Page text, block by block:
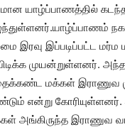
யாழ்ப்பாணத்தில்
இரவு இப்படிப்பட்ட
முயன்றுள்ளனர். அந்த
மக்கள் இராணுவ
என்று கோரியுள்ளனர்.
அங்கிருந்த இராணுவ